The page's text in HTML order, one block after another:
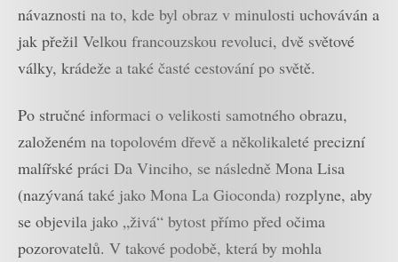
návaznosti na to, kde byl obraz v minulosti uchováván a
jak přežil Velkou francouzskou revoluci, dvě světové
války, krádeže a také časté cestování po světě.
Po stručné informaci o velikosti samotného obrazu,
založeném na topolovém dřevě a několikaleté precizní
malířské práci Da Vinciho, se následně Mona Lisa
(nazývaná také jako Mona La Gioconda) rozplyne, aby
se objevila jako „živá“ bytost přímo před očima
pozorovatelů. V takové podobě, která by mohla